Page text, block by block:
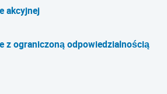
akcyjnej
z ograniczoną odpowiedzialnością